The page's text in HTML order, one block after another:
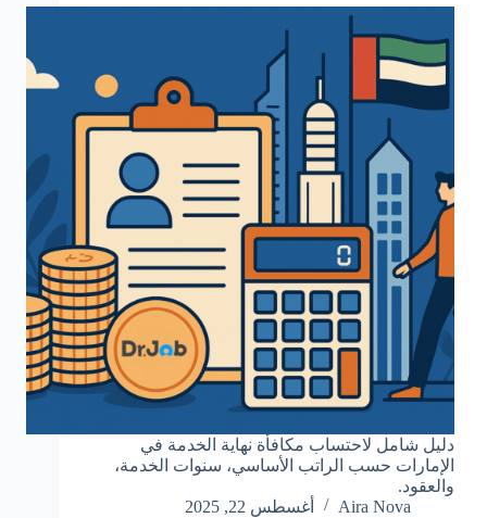
دليل شامل لاحتساب مكافأة نهاية الخدمة في
الإمارات حسب الراتب الأساسي، سنوات الخدمة،
والعقود.
Aira Nova
أغسطس 22, 2025